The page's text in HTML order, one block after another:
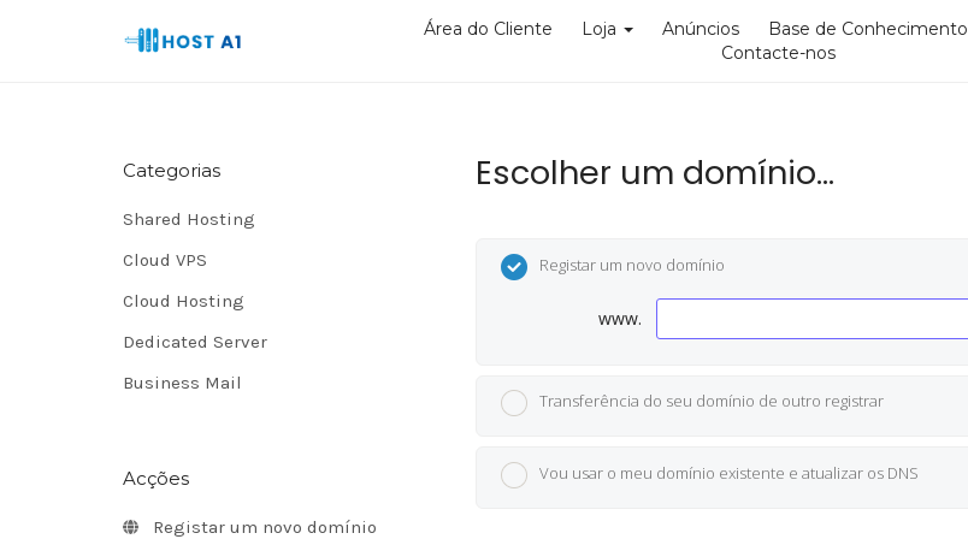
Área do Cliente Loja Anúncios Base de Conhecimento
Contacte-nos
Categorias
Shared Hosting
Cloud VPS
Cloud Hosting
Dedicated Server
Business Mail
Acções
Registar um novo domínio
Escolher um domínio...
Registar um novo domínio
www.
Transferência do seu domínio de outro registrar
Vou usar o meu domínio existente e atualizar os DNS